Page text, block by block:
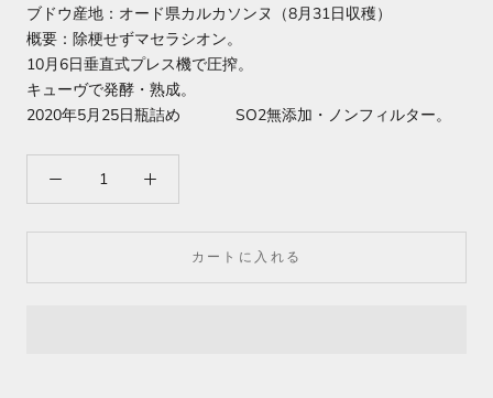
ブドウ産地：オード県カルカソンヌ（8月31日収穫）
概要：除梗せずマセラシオン。
10月6日垂直式プレス機で圧搾。
キューヴで発酵・熟成。
2020年5月25日瓶詰め SO2無添加・ノンフィルター。
カートに入れる